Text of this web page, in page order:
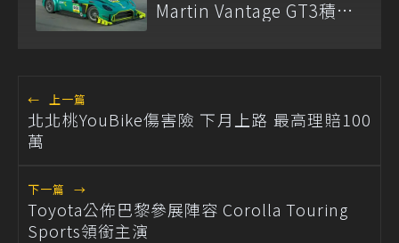
Martin Vantage GT3積木
← 上一篇
北北桃YouBike傷害險 下月上路 最高理賠100
萬
下一篇 →
Toyota公佈巴黎參展陣容 Corolla Touring
Sports領銜主演